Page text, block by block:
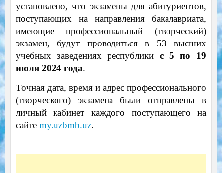
установлено, что экзамены для абитуриентов,
поступающих на направления бакалавриата,
имеющие профессиональный (творческий)
экзамен, будут проводиться в 53 высших
учебных заведениях республики с 5 по 19
июля 2024 года.
Точная дата, время и адрес профессионального
(творческого) экзамена были отправлены в
личный кабинет каждого поступающего на
сайте my.uzbmb.uz.